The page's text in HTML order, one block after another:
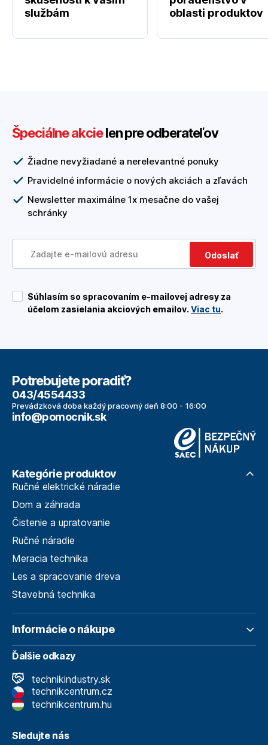
službám
oblasti produktov
Špeciálne akcielen pre odberateľov
Žiadne nevyžiadané a nerelevantné ponuky
Pravidelné informácie o nových akciách a zľavách
Newsletter maximálne 1x mesačne do vašej
schránky
Odoslať
Súhlasím so spracovaním e-mailovej adresy za
účelom zasielania akciových emailov. Viac tu.
Potrebujete poradiť?
043/4554433
Prevádzková doba každý pracovný deň 8:00 - 16:00
info@pomocnik.sk
Kategórie produktov
Ručné elektrické náradie
Dom a záhrada
Čistenie a upratovanie
Ručné náradie
Meracia technika
Les a spracovanie dreva
Stavebná technika
Informácie o nákupe
Ďalšie odkazy
technikindustry.sk
technikcentrum.cz
technikcentrum.hu
Sledujte nás